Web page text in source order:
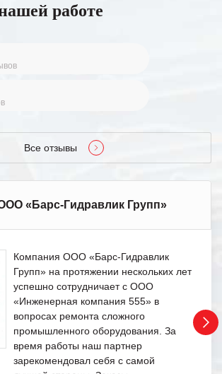
работе
Все отзывы
«Барс-Гидравлик Групп»
Компания ООО «Барс-Гидравлик
Групп» на протяжении нескольких лет
успешно сотрудничает с ООО
«Инженерная компания 555» в
вопросах ремонта сложного
промышленного оборудования. За
время работы наш партнер
зарекомендовал себя с самой